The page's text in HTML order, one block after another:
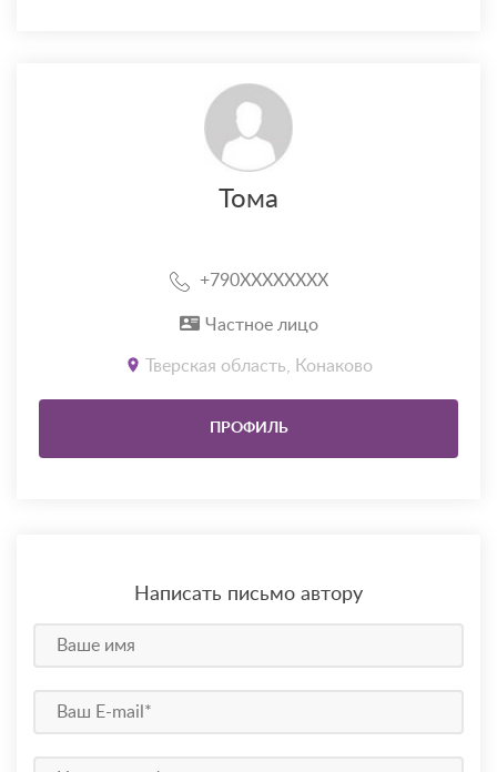
Тома
+790XXXXXXXX
Частное лицо
Тверская область, Конаково
ПРОФИЛЬ
Написать письмо автору